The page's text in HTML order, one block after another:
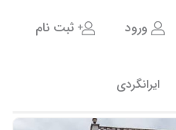
ایرانگردی
ورود ثبت نام